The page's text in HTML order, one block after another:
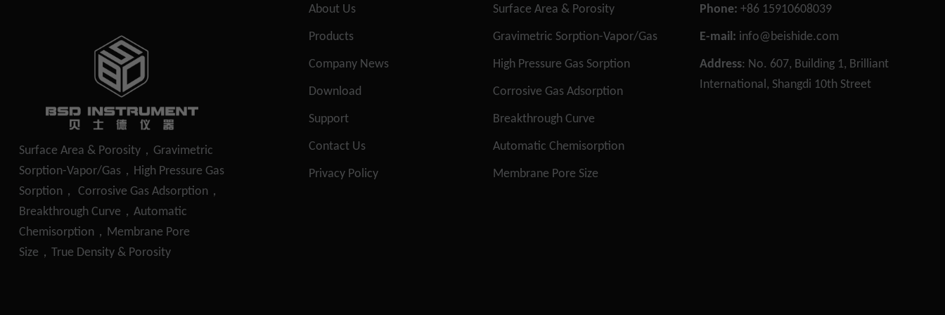
Surface Area & Porosity，Gravimetric
Sorption-Vapor/Gas，High Pressure Gas
Sorption， Corrosive Gas Adsorption，
Breakthrough Curve，Automatic
Chemisorption，Membrane Pore
Size，True Density & Porosity
About Us
Products
Company News
Download
Support
Contact Us
Privacy Policy
Surface Area & Porosity
Gravimetric Sorption-Vapor/Gas
High Pressure Gas Sorption
Corrosive Gas Adsorption
Breakthrough Curve
Automatic Chemisorption
Membrane Pore Size
Phone: +86 15910608039
E-mail: info@beishide.com
Address: No. 607, Building 1, Brilliant
International, Shangdi 10th Street
para o